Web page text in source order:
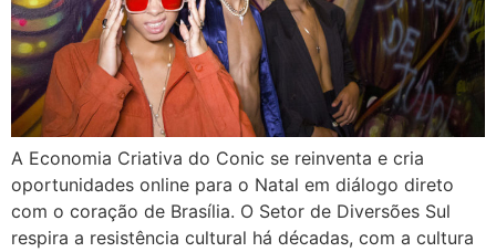
A Economia Criativa do Conic se reinventa e cria
oportunidades online para o Natal em diálogo direto
com o coração de Brasília. O Setor de Diversões Sul
respira a resistência cultural há décadas, com a cultura